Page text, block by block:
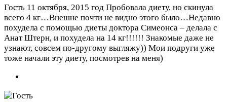
Гость 11 октября, 2015 год Пробовала диету, но скинула
всего 4 кг…Внешне почти не видно этого было…Недавно
похудела с помощью диеты доктора Симеонса – делала с
Анат Штерн, и похудела на 14 кг!!!!!! Знакомые даже не
узнают, совсем по-другому выгляжу)) Мои подруги уже
тоже начали эту диету, посмотрев на меня)